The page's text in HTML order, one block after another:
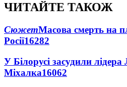
ЧИТАЙТЕ ТАКОЖ
СюжетМасова смерть на
Росії16282
У Білорусі засудили
Міхалка16062